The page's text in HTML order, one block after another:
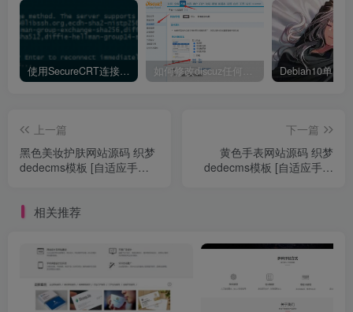
使用SecureCRT连接Ubuntu20.04报错：Key exchange failed. No compatible key exchange method. 如何修改discuz任何模板的编辑器默认字体类型和默认字体大小
上一篇
黑色美妆护肤网站源码 织梦
dedecms模板 [自适应手机
下一篇
黄色手表网站源码 织梦
dedecms模板 [自适应手机
相关推荐